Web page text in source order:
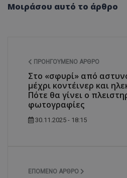
Μοιράσου αυτό το άρθρο
ΠΡΟΗΓΟΎΜΕΝΟ ΆΡΘΡΟ
Στο «σφυρί» από
μέχρι κοντέινερ και
Πότε θα γίνει ο
φωτογραφίες
30.11.2025 - 18:15
ΕΠΌΜΕΝΟ ΆΡΘΡΟ